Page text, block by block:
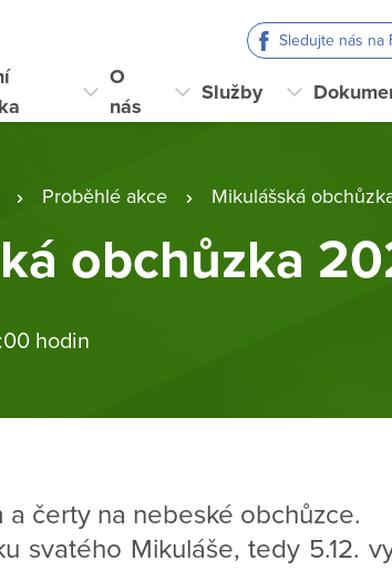
Sledujte nás na
O
nás
Služby
Proběhlé akce Mikulášská
obchůzka
hodin
a čerty na nebeské obchůzce.
svatého Mikuláše, tedy 5.12.